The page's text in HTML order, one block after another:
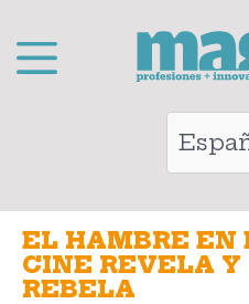
al
EL HAMBRE EN
CINE REVELA Y
REBELA